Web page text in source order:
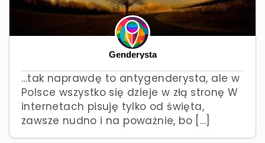
Genderysta
…tak naprawdę to antygenderysta, ale w
Polsce wszystko się dzieje w złą stronę W
internetach pisuję tylko od święta,
zawsze nudno i na poważnie, bo […]